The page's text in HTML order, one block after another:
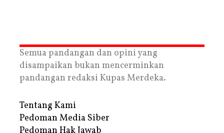
Semua pandangan dan opini yang
disampaikan bukan mencerminkan
pandangan redaksi Kupas Merdeka.
Tentang Kami
Pedoman Media Siber